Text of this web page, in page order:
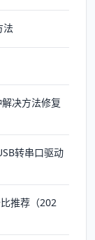
法
决方法修复
转串口驱动
推荐（202